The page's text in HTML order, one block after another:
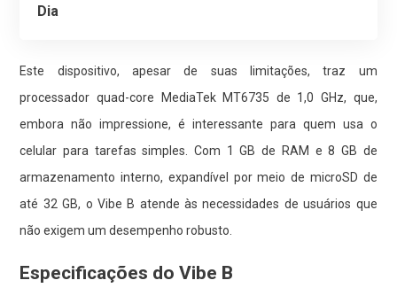
Dia
Este dispositivo, apesar de suas limitações, traz um
processador quad-core MediaTek MT6735 de 1,0 GHz, que,
embora não impressione, é interessante para quem usa o
celular para tarefas simples. Com 1 GB de RAM e 8 GB de
armazenamento interno, expandível por meio de microSD de
até 32 GB, o Vibe B atende às necessidades de usuários que
não exigem um desempenho robusto.
Especificações do Vibe B